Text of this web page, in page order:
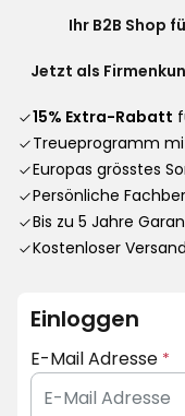
Ihr B2B Shop
Jetzt als
15% Extra-Rabatt
Treueprogramm
Europas grösstes
Persönliche
Bis zu 5 Jahre
Kostenloser
Einloggen
E-Mail Adresse